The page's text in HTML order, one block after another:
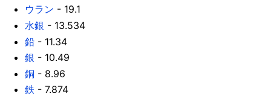
ウラン - 19.1
水銀 - 13.534
鉛- 11.34
銀 - 10.49
銅 - 8.96
鉄 - 7.874